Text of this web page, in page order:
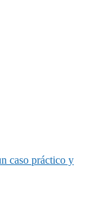
caso práctico y